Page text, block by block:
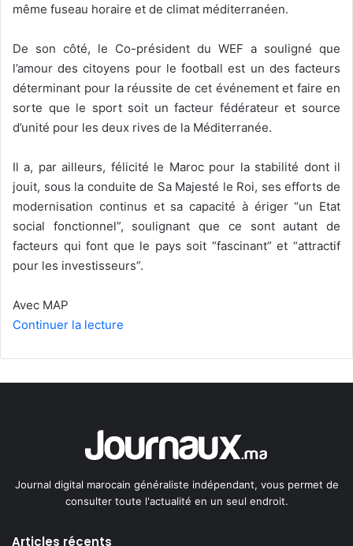
même fuseau horaire et de climat méditerranéen.
De son côté, le Co-président du WEF a souligné que
l’amour des citoyens pour le football est un des facteurs
déterminant pour la réussite de cet événement et faire en
sorte que le sport soit un facteur fédérateur et source
d’unité pour les deux rives de la Méditerranée.
Il a, par ailleurs, félicité le Maroc pour la stabilité dont il
jouit, sous la conduite de Sa Majesté le Roi, ses efforts de
modernisation continus et sa capacité à ériger “un Etat
social fonctionnel”, soulignant que ce sont autant de
facteurs qui font que le pays soit “fascinant” et “attractif
pour les investisseurs”.
Avec MAP
Continuer la lecture
Journal digital marocain généraliste indépendant, vous permet de
consulter toute l'actualité en un seul endroit.
Articles récents